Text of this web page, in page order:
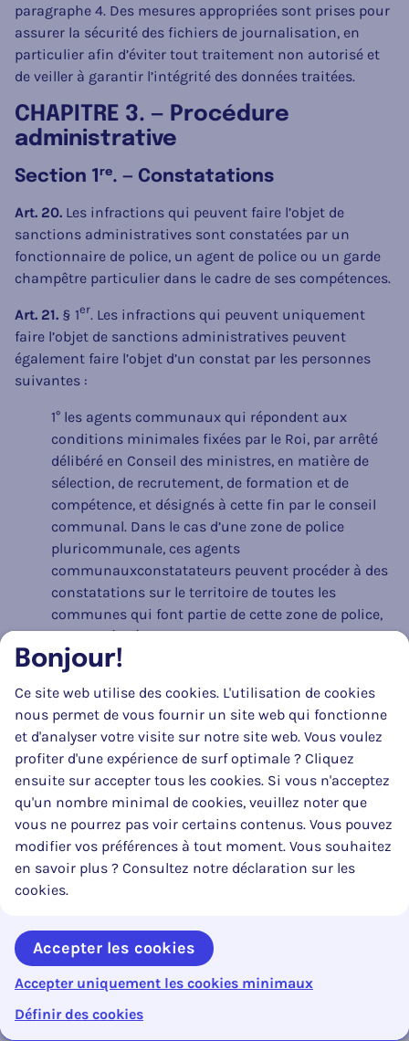
Contenu en cours :
0%
Inhoudsopgave openen
paragraphe 4. Des mesures appropriées sont prises pour
assurer la sécurité des fichiers de journalisation, en
particulier afin d’éviter tout traitement non autorisé et
de veiller à garantir l’intégrité des données traitées.
CHAPITRE 3. — Procédure
administrative
Section 1 re. — Constatations
Art. 20. Les infractions qui peuvent faire l’objet de
sanctions administratives sont constatées par un
fonctionnaire de police, un agent de police ou un garde
champêtre particulier dans le cadre de ses compétences.
Art. 21. § 1er. Les infractions qui peuvent uniquement
faire l’objet de sanctions administratives peuvent
également faire l’objet d’un constat par les personnes
suivantes :
1° les agents communaux qui répondent aux
conditions minimales fixées par le Roi, par arrêté
délibéré en Conseil des ministres, en matière de
sélection, de recrutement, de formation et de
compétence, et désignés à cette fin par le conseil
communal. Dans le cas d’une zone de police
pluricommunale, ces agents
communauxconstatateurs peuvent procéder à des
constatations sur le territoire de toutes les
communes qui font partie de cette zone de police,
et le cas échéant des communes d’une ou de
plusieurs autres zones à condition qu’un accord
communes concernées de la zone de police
d’origine de l’agent et, le cas échéant, la commune
relevant d’une autre zone de police;
2° les fonctionnaires provinciaux ou régionaux, les
membres du personnel des coopérations
intercommunales et régies communales
autonomes. Le conseil communal désigne
l’autorité ou l’entité concernée dont les membres
du personnel sont compétents pour constater les
d’une sanction administrative. L’autorité ou l’entité
concernée désigne les membres du personnel à qui
est confiée une mission de constatation et
national de ces personnes. L’autorité ou l’entité
Bonjour!
Ce site web utilise des cookies. L'utilisation de cookies
nous permet de vous fournir un site web qui fonctionne
et d'analyser votre visite sur notre site web. Vous voulez
profiter d'une expérience de surf optimale ? Cliquez
ensuite sur accepter tous les cookies. Si vous n'acceptez
qu'un nombre minimal de cookies, veuillez noter que
vous ne pourrez pas voir certains contenus. Vous pouvez
modifier vos préférences à tout moment. Vous souhaitez
en savoir plus ? Consultez notre déclaration sur les
cookies.
Accepter les cookies
Accepter uniquement les cookies minimaux
Définir des cookies